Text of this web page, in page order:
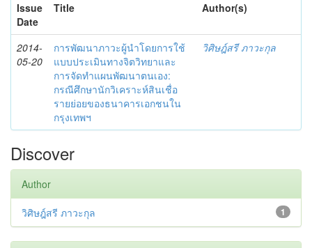
Issue
Date
Title Author(s)
2014-
05-20
การพัฒนาภาวะผู้นำโดยการใช้
แบบประเมินทางจิตวิทยาและ
การจัดทำแผนพัฒนาตนเอง:
กรณีศึกษานักวิเคราะห์สินเชื่อ
รายย่อยของธนาคารเอกชนใน
กรุงเทพฯ
วิศิษฎ์สรี ภาวะกุล
Discover
Author
1
วิศิษฎ์สรี ภาวะกุล